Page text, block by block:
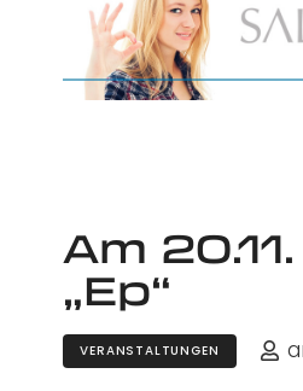
Am
„Ep“
VERANSTALTUNGEN